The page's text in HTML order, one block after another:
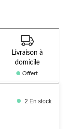
Livraison à
domicile
Offert
2 En stock